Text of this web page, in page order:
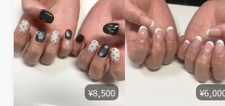
¥8,500